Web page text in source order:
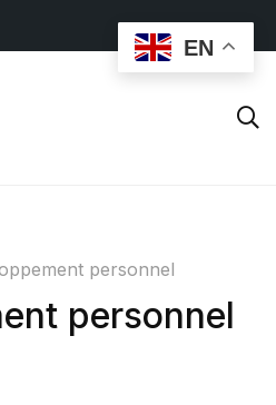
personnel
personnel
EN